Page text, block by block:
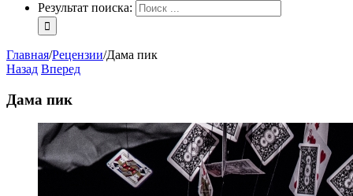
Результат поиска:
Главная/Рецензии/Дама пик
Назад Вперед
Дама пик